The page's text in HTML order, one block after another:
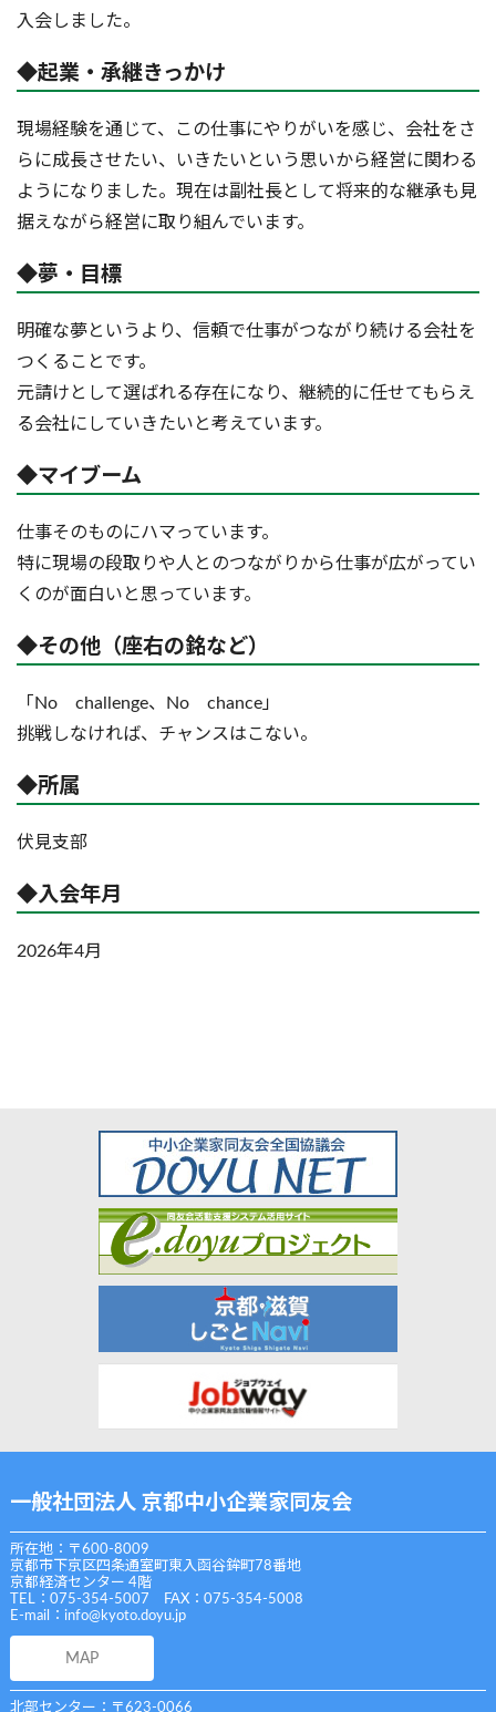
入会しました。
◆起業・承継きっかけ
現場経験を通じて、この仕事にやりがいを感じ、会社をさ
らに成長させたい、いきたいという思いから経営に関わる
ようになりました。現在は副社長として将来的な継承も見
据えながら経営に取り組んでいます。
◆夢・目標
明確な夢というより、信頼で仕事がつながり続ける会社を
つくることです。
元請けとして選ばれる存在になり、継続的に任せてもらえ
る会社にしていきたいと考えています。
◆マイブーム
仕事そのものにハマっています。
特に現場の段取りや人とのつながりから仕事が広がってい
くのが面白いと思っています。
◆その他（座右の銘など）
「No challenge、No chance」
挑戦しなければ、チャンスはこない。
◆所属
伏見支部
◆入会年月
2026年4月
一般社団法人 京都中小企業家同友会
所在地：〒600-8009
京都市下京区四条通室町東入函谷鉾町78番地
京都経済センター 4階
TEL：075-354-5007 FAX：075-354-5008
E-mail： info@kyoto.doyu.jp
MAP
北部センター：〒623-0066